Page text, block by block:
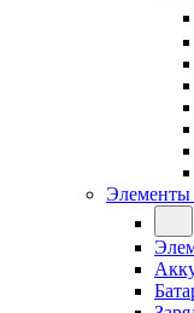
Элементы